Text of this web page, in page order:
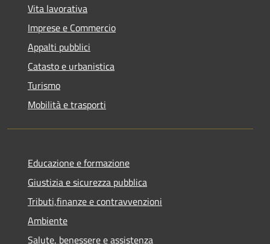
Vita lavorativa
Imprese e Commercio
Appalti pubblici
Catasto e urbanistica
Turismo
Mobilità e trasporti
Educazione e formazione
Giustizia e sicurezza pubblica
Tributi,finanze e contravvenzioni
Ambiente
Salute, benessere e assistenza